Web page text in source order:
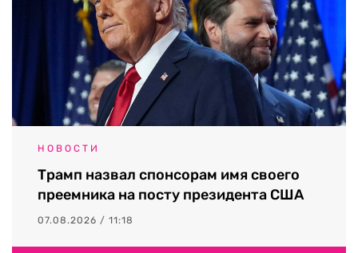
НОВОСТИ
Трамп назвал спонсорам имя своего
преемника на посту президента США
07.08.2026 / 11:18